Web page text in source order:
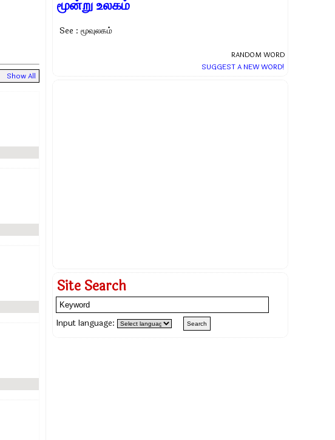
Show All
மூன்று உலகம்
See : மூவுலகம்
RANDOM WORD
SUGGEST A NEW WORD!
Site Search
Input language: